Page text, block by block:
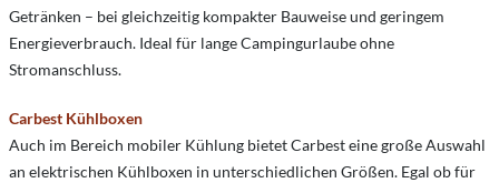
Getränken – bei gleichzeitig kompakter Bauweise und geringem
Energieverbrauch. Ideal für lange Campingurlaube ohne
Stromanschluss.
Carbest Kühlboxen
Auch im Bereich mobiler Kühlung bietet Carbest eine große Auswahl
an elektrischen Kühlboxen in unterschiedlichen Größen. Egal ob für